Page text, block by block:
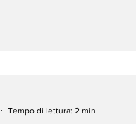
Tempo di lettura: 2 min